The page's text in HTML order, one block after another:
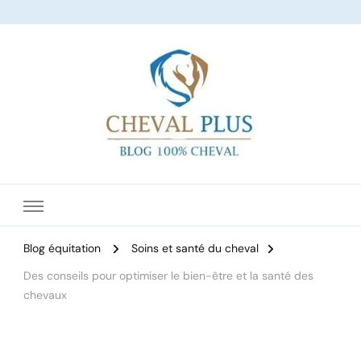
Blog équitation
Soins et santé du cheval
Des conseils pour optimiser le bien-être et la santé des
chevaux